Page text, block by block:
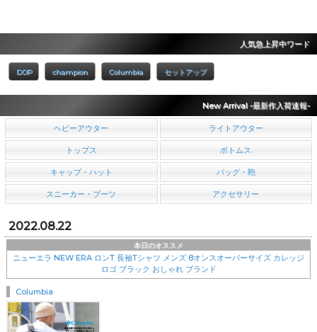
人気急上昇中ワード
DOP champion Columbia セットアップ
New Arrival -最新作入荷速報-
ヘビーアウター ライトアウター
トップス ボトムス
キャップ・ハット バッグ・鞄
スニーカー・ブーツ アクセサリー
2022.08.22
本日のオススメ
ニューエラ NEW ERA ロンT 長袖Tシャツ メンズ 8オンスオーバーサイズ カレッジ
ロゴ ブラック おしゃれ ブランド
Columbia